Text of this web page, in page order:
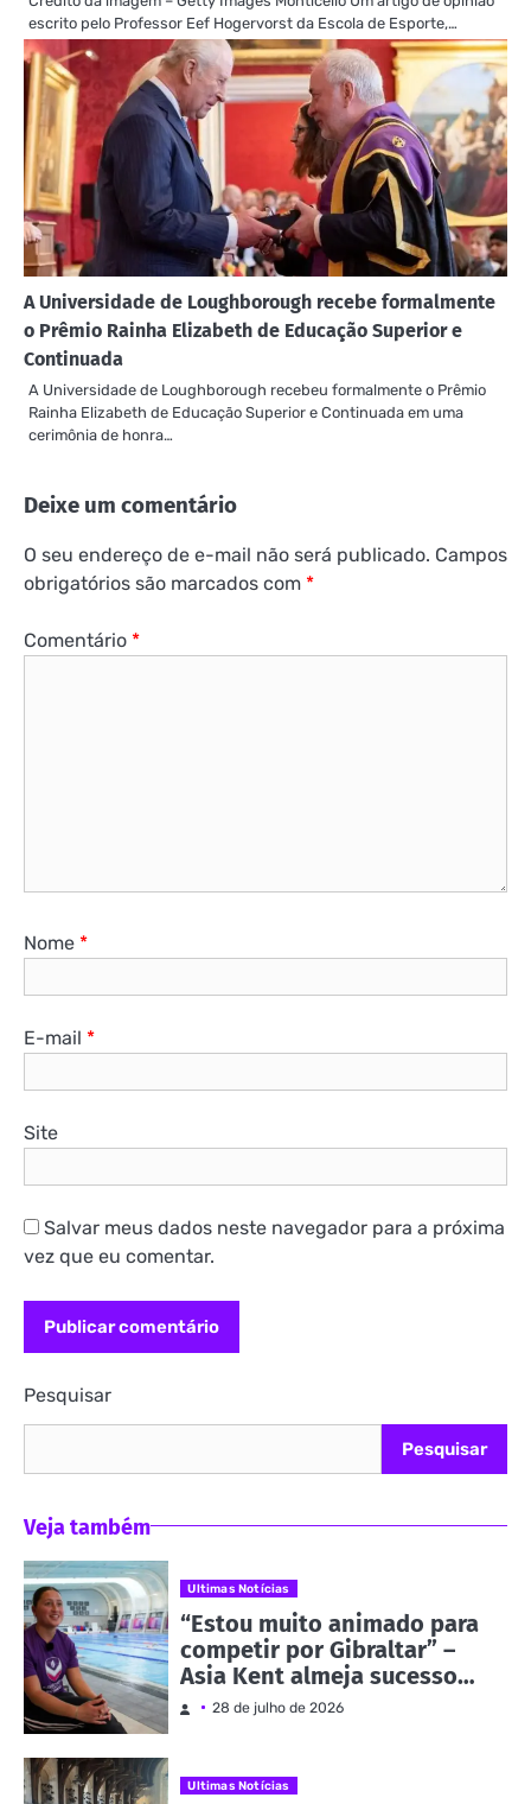
escrito pelo Professor Eef Hogervorst da Escola de Esporte,…
A Universidade de Loughborough recebe formalmente
o Prêmio Rainha Elizabeth de Educação Superior e
Continuada
A Universidade de Loughborough recebeu formalmente o Prêmio
Rainha Elizabeth de Educação Superior e Continuada em uma
cerimônia de honra…
Deixe um comentário
O seu endereço de e-mail não será publicado. Campos
obrigatórios são marcados com *
Comentário *
Nome *
E-mail *
Site
Salvar meus dados neste navegador para a próxima
vez que eu comentar.
Pesquisar
Pesquisar
Veja também
Ultimas Notícias
“Estou muito animado para
competir por Gibraltar” –
Asia Kent almeja sucesso
nos Jogos da
28 de julho de 2026
Ultimas Notícias